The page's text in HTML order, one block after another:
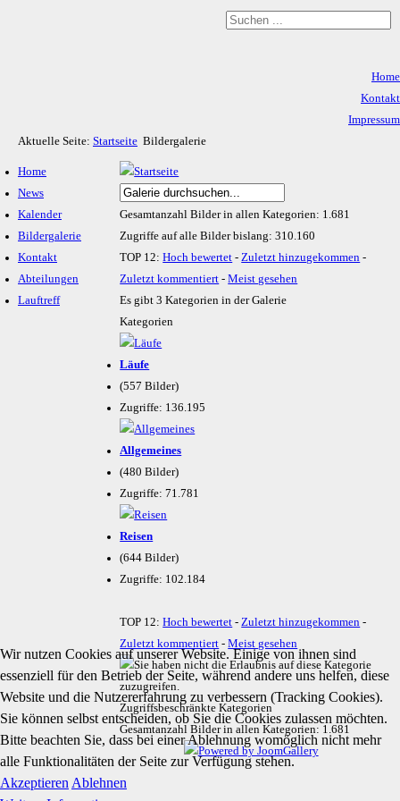
Home
Kontakt
Impressum
Aktuelle Seite: Startseite Bildergalerie
Home
News
Kalender
Bildergalerie
Kontakt
Abteilungen
Lauftreff
Gesamtanzahl Bilder in allen Kategorien: 1.681
Zugriffe auf alle Bilder bislang: 310.160
TOP 12:Hoch bewertet -Zuletzt hinzugekommen -
Zuletzt kommentiert -Meist gesehen
Es gibt 3 Kategorien in der Galerie
Kategorien
Läufe
(557 Bilder)
Zugriffe: 136.195
Allgemeines
(480 Bilder)
Zugriffe: 71.781
Reisen
(644 Bilder)
Zugriffe: 102.184
TOP 12:Hoch bewertet -Zuletzt hinzugekommen -
Zuletzt kommentiert -Meist gesehen
Zugriffsbeschränkte Kategorien
Gesamtanzahl Bilder in allen Kategorien: 1.681
Wir nutzen Cookies auf unserer Website. Einige von ihnen sind
essenziell für den Betrieb der Seite, während andere uns helfen, diese
Website und die Nutzererfahrung zu verbessern (Tracking Cookies).
Sie können selbst entscheiden, ob Sie die Cookies zulassen möchten.
Bitte beachten Sie, dass bei einer Ablehnung womöglich nicht mehr
alle Funktionalitäten der Seite zur Verfügung stehen.
Akzeptieren Ablehnen